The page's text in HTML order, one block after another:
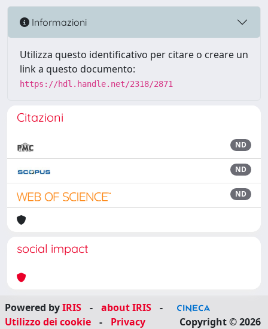
Informazioni
Utilizza questo identificativo per citare o creare un
link a questo documento:
https://hdl.handle.net/2318/2871
Citazioni
ND
ND
ND
social impact
Powered byIRIS - about IRIS
-
Utilizzo dei cookie
- Privacy Copyright © 2026